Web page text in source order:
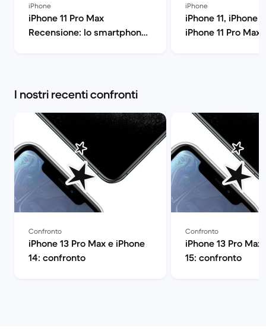
iPhone
iPhone 11 Pro Max
Recensione: lo smartphone
iPhone
iPhone 11, iPhone
iPhone 11 Pro Max:
I nostri recenti confronti
Confronto
iPhone 13 Pro Max e iPhone
14: confronto
Confronto
iPhone 13 Pro Max
15: confronto